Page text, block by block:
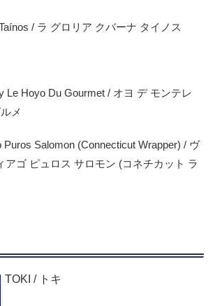
/ ラ グロリア クバーナ タイノス
Le Hoyo Du Gourmet / オヨ デ モンテレ
メ
Puros Salomon (Connecticut Wrapper) / ヴ
アゴ ピュロス サロモン (コネチカット ラ
TOKI / トキ